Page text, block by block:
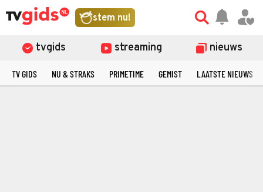
stem nu!
tvgids streaming nieuws
TV GIDS NU & STRAKS PRIMETIME GEMIST LAATSTE NIEUWS